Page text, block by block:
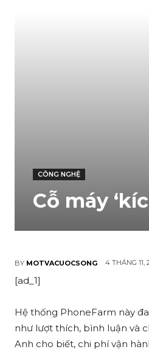
CÔNG NGHỆ
Cỗ máy
BY MOTVACUOCSONG 4 THÁNG 11,
[ad_1]
Hệ thống PhoneFarm này
như lượt thích, bình luận và
Anh cho biết, chi phí vận